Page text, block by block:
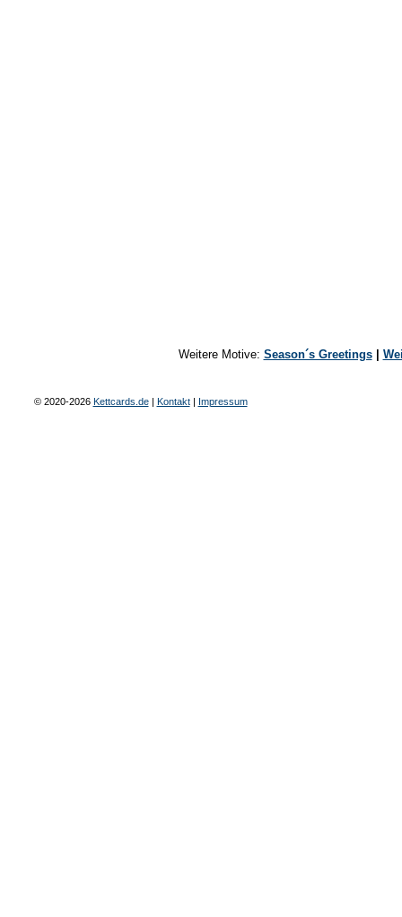
Weitere Motive: Season´s Greetings|
© 2020-2026 Kettcards.de| Kontakt| Impressum